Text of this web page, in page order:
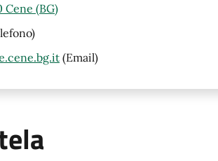
Cene (BG)
(Email)